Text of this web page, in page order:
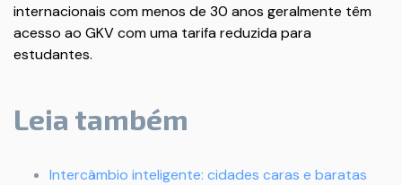
internacionais com menos de 30 anos geralmente têm
acesso ao GKV com uma tarifa reduzida para
estudantes.
Leia também
Intercâmbio inteligente: cidades caras e baratas